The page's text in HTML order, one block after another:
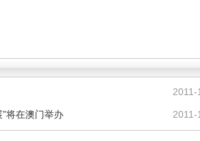
2011-
将在澳门举办